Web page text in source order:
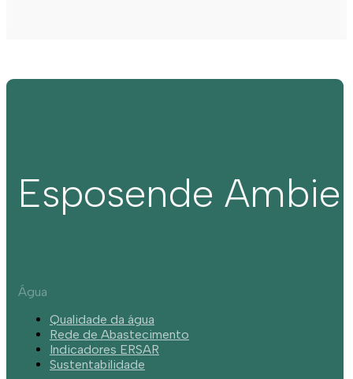
Esposende
Água
Qualidade da água
Rede de Abastecimento
Indicadores ERSAR
Sustentabilidade